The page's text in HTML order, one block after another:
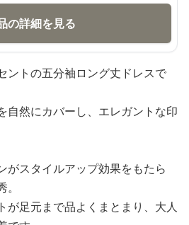
の詳細を見る
ントの五分袖ロング丈ドレスで
自然にカバーし、エレガントな印
がスタイルアップ効果をもたら
が足元まで品よくまとまり、大人